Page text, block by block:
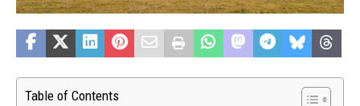
Table of Contents